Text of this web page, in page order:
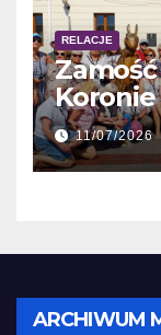
RELACJE
Zamość
11/07/2026
ARCHIWUM